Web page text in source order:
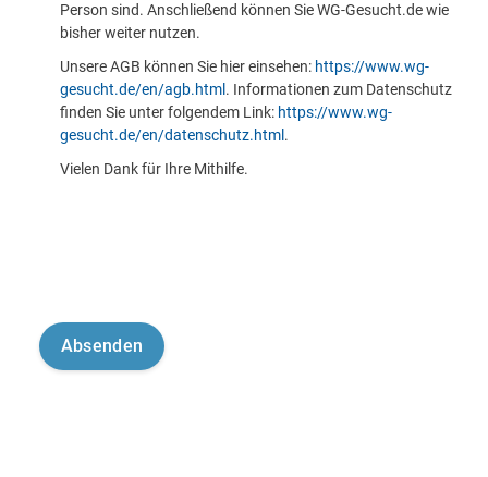
Person sind. Anschließend können Sie WG-Gesucht.de wie
bisher weiter nutzen.
Unsere AGB können Sie hier einsehen: https://www.wg-
gesucht.de/en/agb.html . Informationen zum Datenschutz
finden Sie unter folgendem Link: https://www.wg-
gesucht.de/en/datenschutz.html .
Vielen Dank für Ihre Mithilfe.